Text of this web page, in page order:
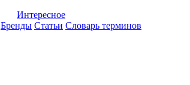
Интересное
Бренды Статьи Словарь терминов